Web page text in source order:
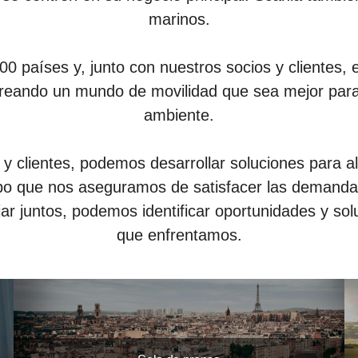
marinos.
países y, junto con nuestros socios y clientes,
un mundo de movilidad que sea mejor
ambiente.
clientes, podemos desarrollar soluciones para
que nos aseguramos de satisfacer las
juntos, podemos identificar oportunidades y
que enfrentamos.